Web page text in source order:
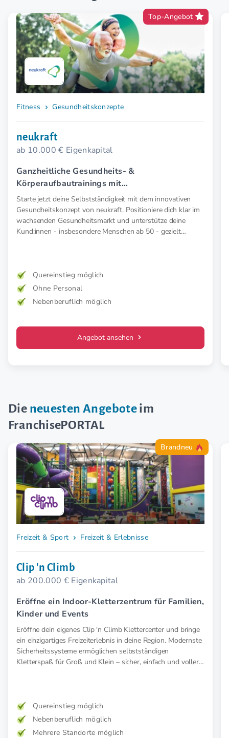
Top-Angebot
Fitness Gesundheitskonzepte
neukraft
ab 10.000 € Eigenkapital
Ganzheitliche Gesundheits- &
Körperaufbautrainings mit
Elektromyostimulation (EMS).
Starte jetzt deine Selbstständigkeit mit dem innovativen
Gesundheitskonzept von neukraft. Positioniere dich klar im
wachsenden Gesundheitsmarkt und unterstütze deine
Kund:innen - insbesondere Menschen ab 50 - gezielt
Konzept.Quereinstieg möglich
Ohne Personal
Nebenberuflich möglich
Angebot ansehen
Die neuesten Angeboteim
FranchisePORTAL
Brandneu
Freizeit & Sport Freizeit & Erlebnisse
Clip 'n Climb
ab 200.000 € Eigenkapital
Eröffne ein Indoor-Kletterzentrum für Familien,
Kinder und Events
Eröffne dein eigenes Clip 'n Climb Klettercenter und bringe
ein einzigartiges Freizeiterlebnis in deine Region. Modernste
Sicherheitssysteme ermöglichen selbstständigen
Kletterspaß für Groß und Klein – sicher, einfach und voller
Quereinstieg möglich
Nebenberuflich möglich
Mehrere Standorte möglich